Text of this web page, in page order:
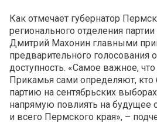
Как отмечает губернатор
регионального отделения
Дмитрий Махонин главными
предварительного голосования
доступность. «Самое важное,
Прикамья сами определяют, кто
партию на сентябрьских
напрямую повлиять на будущее
и всего Пермского края», –